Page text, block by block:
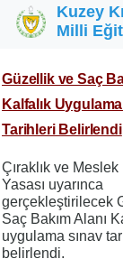
Ana içeriğe atla
Kuzey
Milli
Güzellik ve Saç
Kalfalık Uygulama
Tarihleri Belirlendi
Çıraklık ve
Yasası uyarınca
gerçekleştirilecek
Saç Bakım Alanı
uygulama sınav
belirlendi.